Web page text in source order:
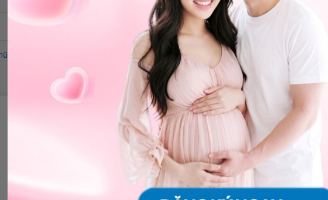
họng QnA Khiếm thính